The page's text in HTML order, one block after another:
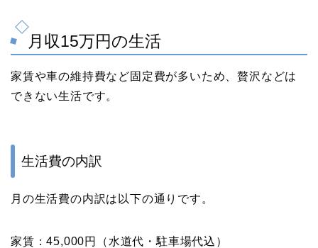
月収15万円の生活
家賃や車の維持費など固定費が多いため、贅沢などは
できない生活です。
生活費の内訳
月の生活費の内訳は以下の通りです。
家賃：45,000円（水道代・駐車場代込）